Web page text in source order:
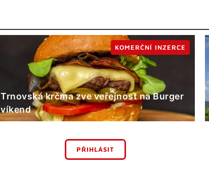
Trnovská krčma zve veřejnost na Burger
víkend
KOMERČNÍ INZERCE
PŘIHLÁSIT